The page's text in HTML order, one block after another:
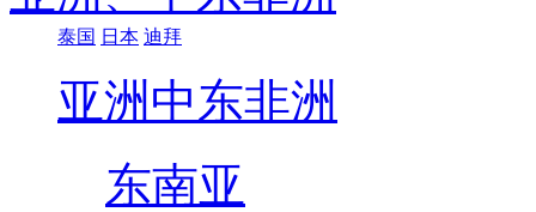
泰国 日本 迪拜
亚洲 中东非洲
东南亚